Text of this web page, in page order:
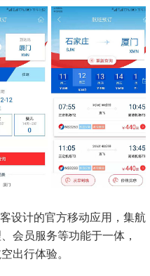
设计的官方移动应用，集航
会员服务等功能于一体，
出行体验。